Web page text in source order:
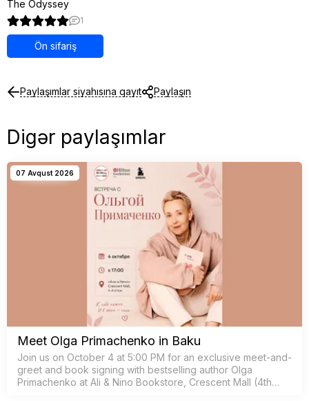
The Odyssey
1
Ön sifariş
Paylaşımlar siyahısına qayıt Paylaşın
Digər paylaşımlar
07 Avqust 2026
Meet Olga Primachenko in Baku
Join us on October 4 at 5:00 PM for an exclusive meet-and-
greet and book signing with bestselling author Olga
Primachenko at Ali & Nino Bookstore, Crescent Mall (4th